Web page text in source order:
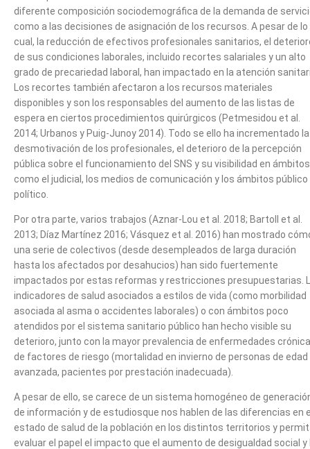
diferente composición sociodemográfica de la demanda de
como a las decisiones de asignación de los recursos. A pesar de lo
cual, la reducción de efectivos profesionales sanitarios, el
de sus condiciones laborales, incluido recortes salariales y un alto
grado de precariedad laboral, han impactado en la atención
Los recortes también afectaron a los recursos materiales
disponibles y son los responsables del aumento de las listas de
espera en ciertos procedimientos quirúrgicos (Petmesidou et al.
2014; Urbanos y Puig-Junoy 2014). Todo se ello ha incrementado la
desmotivación de los profesionales, el deterioro de la percepción
pública sobre el funcionamiento del SNS y su visibilidad en ámbitos
como el judicial, los medios de comunicación y los ámbitos público
político.
Por otra parte, varios trabajos (Aznar-Lou et al. 2018; Bartoll et al.
2013; Díaz Martínez 2016; Vásquez et al. 2016) han mostrado
una serie de colectivos (desde desempleados de larga duración
hasta los afectados por desahucios) han sido fuertemente
impactados por estas reformas y restricciones presupuestarias.
indicadores de salud asociados a estilos de vida (como morbilidad
asociada al asma o accidentes laborales) o con ámbitos poco
atendidos por el sistema sanitario público han hecho visible su
deterioro, junto con la mayor prevalencia de enfermedades
de factores de riesgo (mortalidad en invierno de personas de edad
avanzada, pacientes por prestación inadecuada).
A pesar de ello, se carece de un sistema homogéneo de
de información y de estudiosque nos hablen de las diferencias en
estado de salud de la población en los distintos territorios y
evaluar el papel el impacto que el aumento de desigualdad social y